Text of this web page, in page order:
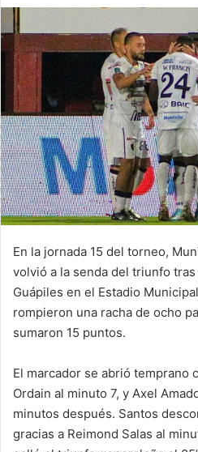
En la jornada 15 del torneo,
volvió a la senda del triunfo
Guápiles en el Estadio
rompieron una racha de ocho
sumaron 15 puntos.
El marcador se abrió temprano
Ordain al minuto 7, y Axel
minutos después. Santos
gracias a Reimond Salas al